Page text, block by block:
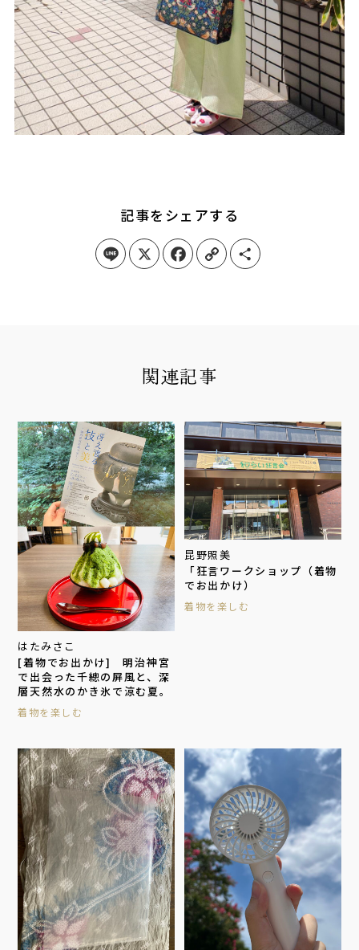
記事をシェアする
Line X Facebook Copy Link Share
関連記事
はたみさこ
[着物でお出かけ] 明治神宮
で出会った千總の屏風と、深
層天然水のかき氷で涼む夏。
着物を楽しむ
昆野照美
「狂言ワークショップ（着物
でお出かけ）
着物を楽しむ